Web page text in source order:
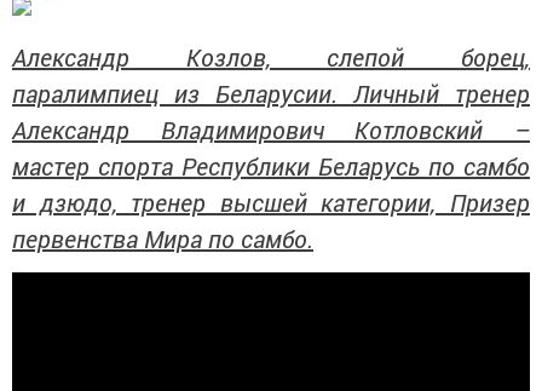
Александр Козлов, слепой борец,
паралимпиец из Беларусии. Личный тренер
Александр Владимирович Котловский –
мастер спорта Республики Беларусь по самбо
и дзюдо, тренер высшей категории, Призер
первенства Мира по самбо.